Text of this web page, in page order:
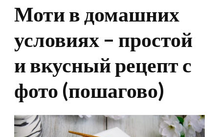
Моти в домашних
условиях – простой
и вкусный рецепт с
фото (пошагово)